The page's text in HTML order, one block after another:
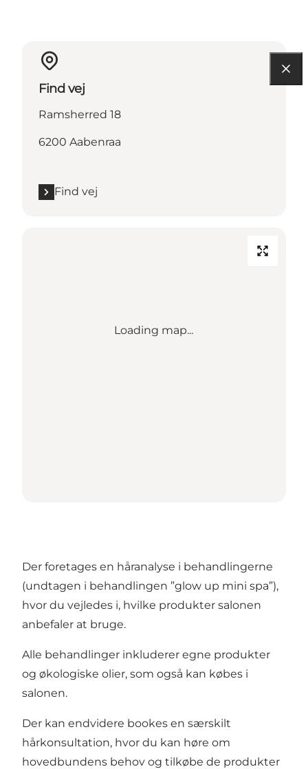
Find vej
Ramsherred 18
6200 Aabenraa
Find vej
Loading map...
Der foretages en håranalyse i behandlingerne
(undtagen i behandlingen ”glow up mini spa”),
hvor du vejledes i, hvilke produkter salonen
anbefaler at bruge.
Alle behandlinger inkluderer egne produkter
og økologiske olier, som også kan købes i
salonen.
Der kan endvidere bookes en særskilt
hårkonsultation, hvor du kan høre om
hovedbundens behov og tilkøbe de produkter